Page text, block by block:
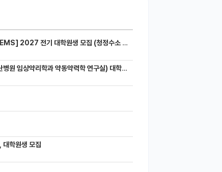
학원생 모집 (청정수소 생산/활용을 위한 프로톤 세라믹 전지)
약리학과 약동약력학 연구실) 대학원생 모집공고
학원생 모집